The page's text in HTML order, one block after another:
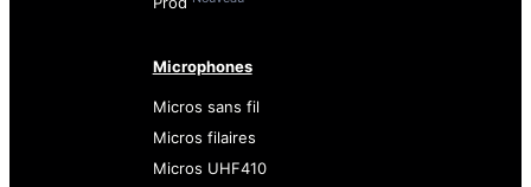
Microphones
Micros sans fil
Micros filaires
Micros UHF410